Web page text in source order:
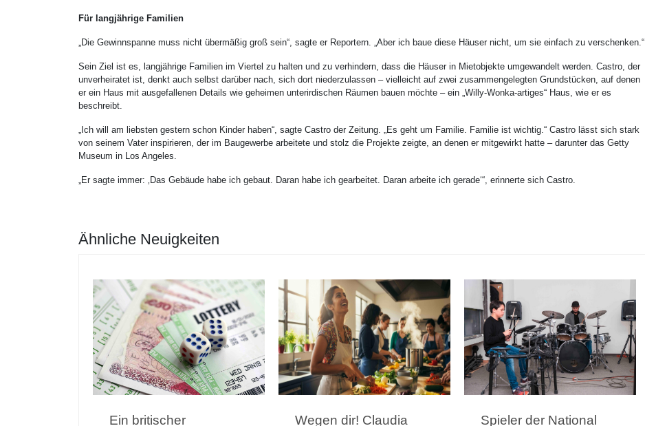
Für langjährige Familien
„Die Gewinnspanne muss nicht übermäßig groß sein“, sagte er Reportern. „Aber ich baue diese Häuser nicht, um sie einfach zu verschenken.“
Sein Ziel ist es, langjährige Familien im Viertel zu halten und zu verhindern, dass die Häuser in Mietobjekte umgewandelt werden. Castro, der
unverheiratet ist, denkt auch selbst darüber nach, sich dort niederzulassen – vielleicht auf zwei zusammengelegten Grundstücken, auf denen
er ein Haus mit ausgefallenen Details wie geheimen unterirdischen Räumen bauen möchte – ein „Willy-Wonka-artiges“ Haus, wie er es
beschreibt.
„Ich will am liebsten gestern schon Kinder haben“, sagte Castro der Zeitung. „Es geht um Familie. Familie ist wichtig.“ Castro lässt sich stark
von seinem Vater inspirieren, der im Baugewerbe arbeitete und stolz die Projekte zeigte, an denen er mitgewirkt hatte – darunter das Getty
Museum in Los Angeles.
„Er sagte immer: ‚Das Gebäude habe ich gebaut. Daran habe ich gearbeitet. Daran arbeite ich gerade‘“, erinnerte sich Castro.
Ähnliche Neuigkeiten
Ein britischer
Wegen dir! Claudia
Spieler der National